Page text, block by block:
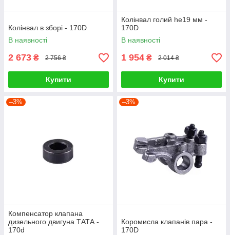
Колінвал в зборі - 170D
В наявності
2 673 ₴ 2 756 ₴
Купити
Колінвал голий he19 мм -
170D
В наявності
1 954 ₴ 2 014 ₴
Купити
–3%
Компенсатор клапана
дизельного двигуна ТАТА -
170d
–3%
Коромисла клапанів пара -
170D